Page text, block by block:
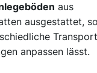
aus
ausgestattet,
anpassen lässt.